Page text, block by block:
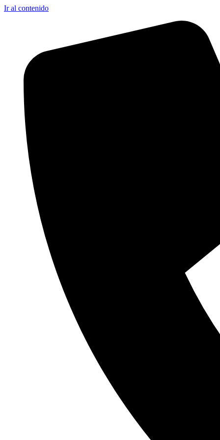
Ir al contenido